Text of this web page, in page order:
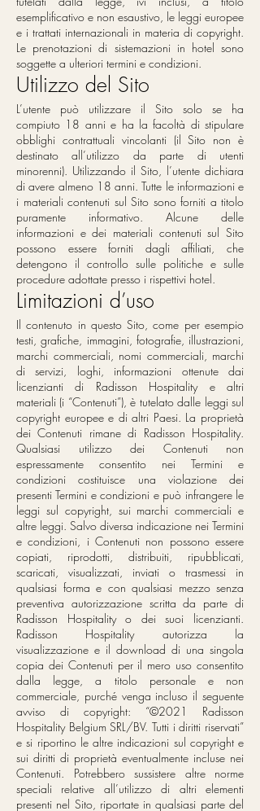
esemplificativo e non esaustivo, le leggi europee
e i trattati internazionali in materia di copyright.
Le prenotazioni di sistemazioni in hotel sono
soggette a ulteriori termini e condizioni.
Utilizzo del Sito
L’utente può utilizzare il Sito solo se ha
compiuto 18 anni e ha la facoltà di stipulare
obblighi contrattuali vincolanti (il Sito non è
destinato all’utilizzo da parte di utenti
minorenni). Utilizzando il Sito, l’utente dichiara
di avere almeno 18 anni. Tutte le informazioni e
i materiali contenuti sul Sito sono forniti a titolo
puramente informativo. Alcune delle
informazioni e dei materiali contenuti sul Sito
possono essere forniti dagli affiliati, che
detengono il controllo sulle politiche e sulle
procedure adottate presso i rispettivi hotel.
Limitazioni d’uso
Il contenuto in questo Sito, come per esempio
testi, grafiche, immagini, fotografie, illustrazioni,
marchi commerciali, nomi commerciali, marchi
di servizi, loghi, informazioni ottenute dai
licenzianti di Radisson Hospitality e altri
materiali (i “Contenuti”), è tutelato dalle leggi sul
copyright europee e di altri Paesi. La proprietà
dei Contenuti rimane di Radisson Hospitality.
Qualsiasi utilizzo dei Contenuti non
espressamente consentito nei Termini e
condizioni costituisce una violazione dei
presenti Termini e condizioni e può infrangere le
leggi sul copyright, sui marchi commerciali e
altre leggi. Salvo diversa indicazione nei Termini
e condizioni, i Contenuti non possono essere
copiati, riprodotti, distribuiti, ripubblicati,
scaricati, visualizzati, inviati o trasmessi in
qualsiasi forma e con qualsiasi mezzo senza
preventiva autorizzazione scritta da parte di
Radisson Hospitality o dei suoi licenzianti.
Radisson Hospitality autorizza la
visualizzazione e il download di una singola
copia dei Contenuti per il mero uso consentito
dalla legge, a titolo personale e non
commerciale, purché venga incluso il seguente
avviso di copyright: “©2021 Radisson
Hospitality Belgium SRL/BV. Tutti i diritti riservati”
e si riportino le altre indicazioni sul copyright e
sui diritti di proprietà eventualmente incluse nei
Contenuti. Potrebbero sussistere altre norme
speciali relative all’utilizzo di altri elementi
presenti nel Sito, riportate in qualsiasi parte del